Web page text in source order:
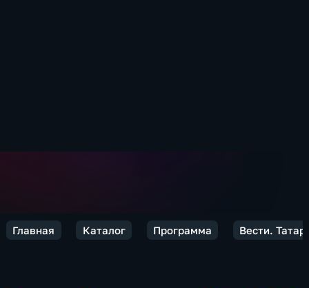
Главная Каталог Программа Вести.